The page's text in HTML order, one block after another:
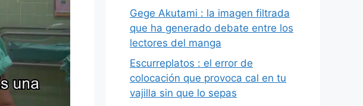
Gege Akutami : la imagen filtrada
que ha generado debate entre los
lectores del manga
Escurreplatos : el error de
colocación que provoca cal en tu
vajilla sin que lo sepas